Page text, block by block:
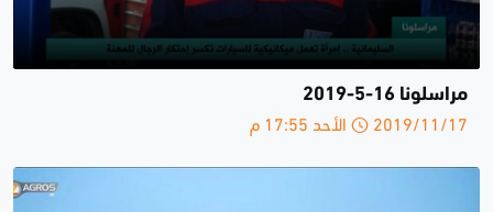
مراسلونا 16-5-2019
2019/11/17 الأحد 17:55 م